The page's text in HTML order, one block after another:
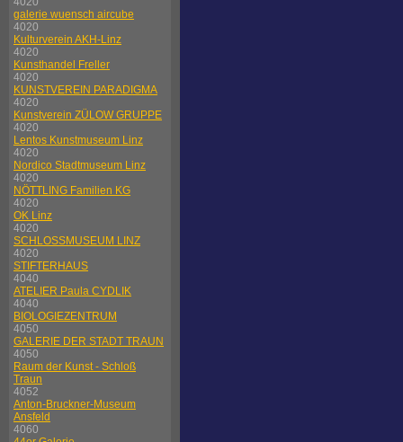
galerie wuensch aircube
4020
Kulturverein AKH-Linz
4020
Kunsthandel Freller
4020
KUNSTVEREIN PARADIGMA
4020
Kunstverein ZÜLOW GRUPPE
4020
Lentos Kunstmuseum Linz
4020
Nordico Stadtmuseum Linz
4020
NÖTTLING Familien KG
4020
OK Linz
4020
SCHLOSSMUSEUM LINZ
4020
STIFTERHAUS
4040
ATELIER Paula CYDLIK
4040
BIOLOGIEZENTRUM
4050
GALERIE DER STADT TRAUN
4050
Raum der Kunst - Schloß
Traun
4052
Anton-Bruckner-Museum
Ansfeld
4060